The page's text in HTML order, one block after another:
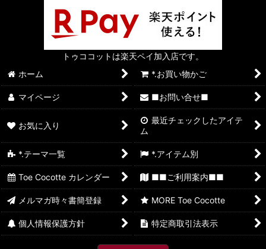
トゥココットは楽天ペイ加入店です。
ホーム
*.お買い物かご
マイページ ■お問い合せ■
お気に入り
最近チェックしたアイテ
ム
*.テーマ一覧 *.アイテム別
Toe Cocotte カレンダー ■■ご利用案内■■
メルマガ時々書簡登録 MORE Toe Cocotte
個人情報保護方針 特定商取引法表示